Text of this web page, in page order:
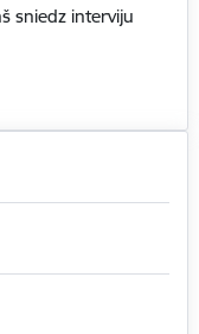
sniedz interviju